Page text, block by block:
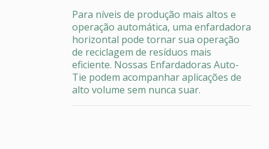
Para níveis de produção mais altos e
operação automática, uma enfardadora
horizontal pode tornar sua operação
de reciclagem de resíduos mais
eficiente. Nossas Enfardadoras Auto-
Tie podem acompanhar aplicações de
alto volume sem nunca suar.